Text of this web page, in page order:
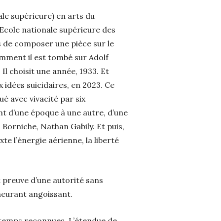
supérieure) en arts du
nationale supérieure des
composer une pièce sur le
il est tombé sur Adolf
choisit une année, 1933. Et
suicidaires, en 2023. Ce
avec vivacité par six
époque à une autre, d’une
Nathan Gabily. Et puis,
l’énergie aérienne, la liberté
d’une autorité sans
angoissant.